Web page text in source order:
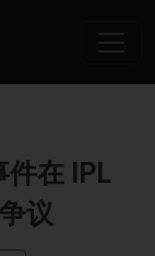
件在 IPL
议